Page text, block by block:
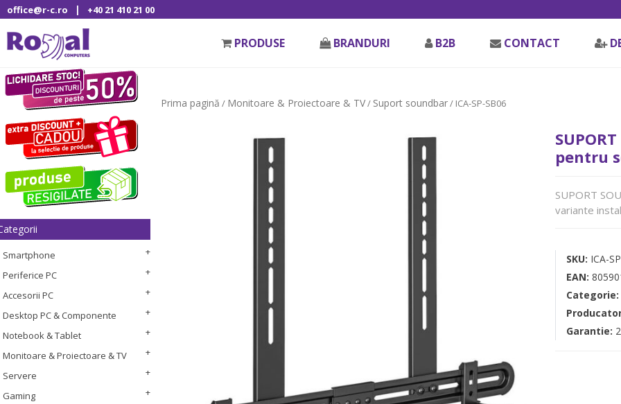
office@r-c.ro | +40 21 410 21 00
PRODUSE BRANDURI B2B CONTACT
Smartphone
Periferice PC
Accesorii PC
Desktop PC & Componente
Notebook & Tablet
Monitoare & Proiectoare & TV
Servere
Gaming
Prima pagină / Monitoare & Proiectoare & TV/ Suport soundbar/ ICA-SP-SB06
pentru
SUPORT
variante
SKU: ICA-
EAN:
Categorie:
Garantie: